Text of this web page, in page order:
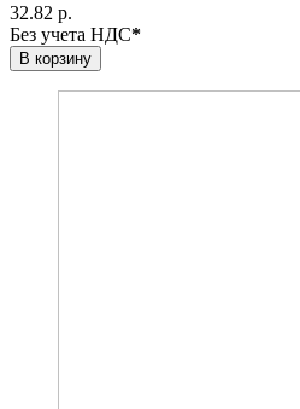
32.82 р.
Без учета НДС*
В корзину